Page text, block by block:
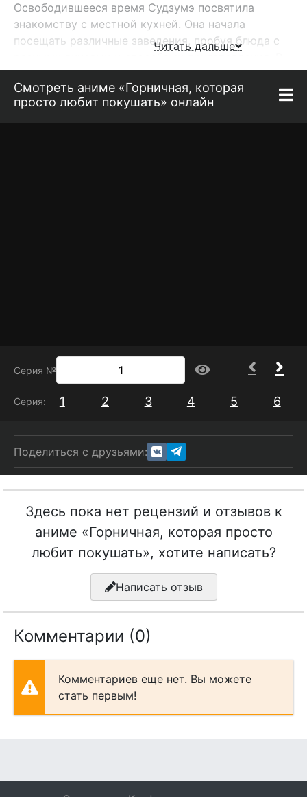
Освободившееся время Судзумэ посвятила
знакомству с местной кухней. Она начала
посещать различные заведения, пробуя блюда с
процессе она изучала особенности рецептов,
обращая внимание на ингредиенты и методы
обработки продуктов.
Читать дальше
Смотреть аниме «Горничная, которая
просто любит покушать» онлайн
Серия №
Серия: 1 2 3 4 5 6
Поделиться с друзьями:
Здесь пока нет рецензий и отзывов к
аниме «Горничная, которая просто
любит покушать», хотите написать?
Написать отзыв
Комментарии (0)
Комментариев еще нет. Вы можете
стать первым!